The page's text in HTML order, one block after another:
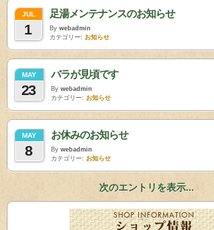
JUL
1
足湯メンテナンスのお知らせ
By webadmin
カテゴリー: お知らせ
MAY
23
バラが見頃です
By webadmin
カテゴリー: お知らせ
MAY
8
お休みのお知らせ
By webadmin
カテゴリー: お知らせ
次のエントリを表示...